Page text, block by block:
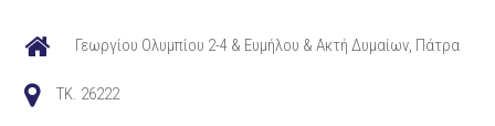
Γεωργίου Ολυμπίου 2-4 & Ευμήλου & Ακτή Δυμαίων, Πάτρα
TK. 26222